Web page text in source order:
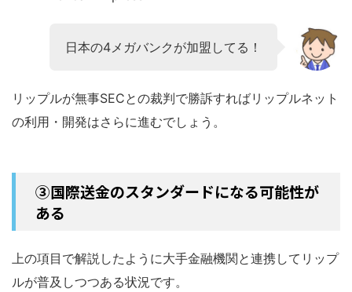
日本の4メガバンクが加盟してる！
リップルが無事SECとの裁判で勝訴すればリップルネット
の利用・開発はさらに進むでしょう。
③国際送金のスタンダードになる可能性が
ある
上の項目で解説したように大手金融機関と連携してリップ
ルが普及しつつある状況です。